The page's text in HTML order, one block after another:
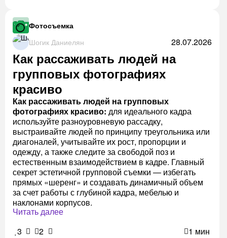
Фотосъемка
Шогик Даниелян
28.07.2026
Как рассаживать людей на
групповых фотографиях
красиво
Как рассаживать людей на групповых
фотографиях красиво: для идеального кадра
используйте разноуровневую рассадку,
выстраивайте людей по принципу треугольника или
диагоналей, учитывайте их рост, пропорции и
одежду, а также следите за свободой поз и
естественным взаимодействием в кадре. Главный
секрет эстетичной групповой съемки — избегать
прямых «шеренг» и создавать динамичный объем
за счет работы с глубиной кадра, мебелью и
наклонами корпусов.
Читать далее
3
2 1 мин